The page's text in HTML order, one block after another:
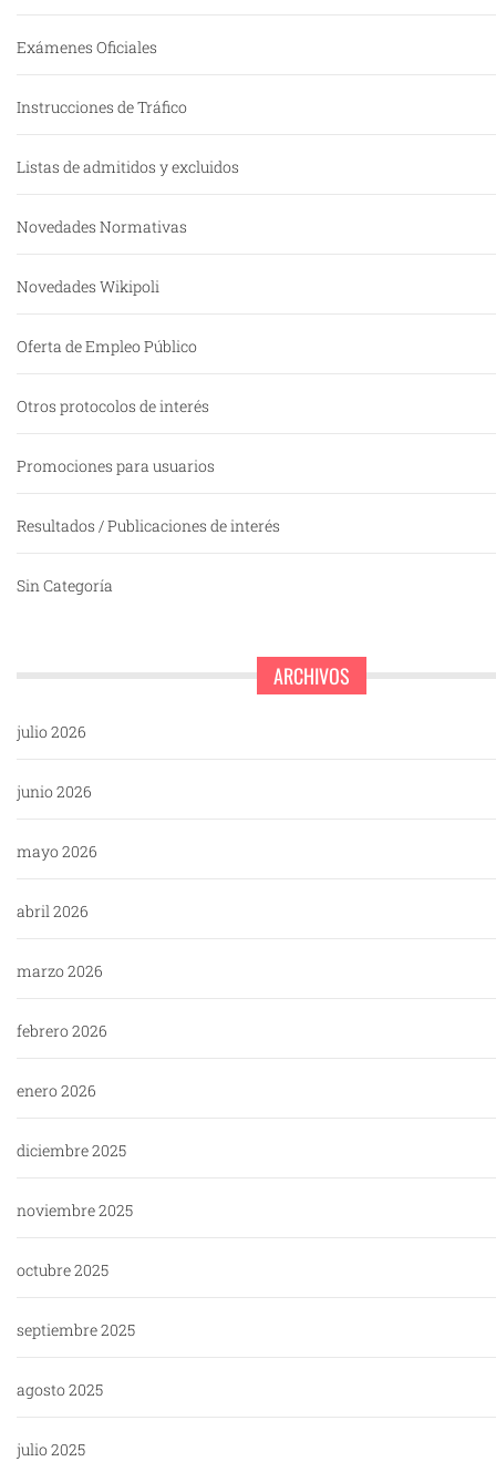
Exámenes Oficiales
Instrucciones de Tráfico
Listas de admitidos y excluidos
Novedades Normativas
Novedades Wikipoli
Oferta de Empleo Público
Otros protocolos de interés
Promociones para usuarios
Resultados / Publicaciones de interés
Sin Categoría
ARCHIVOS
julio 2026
junio 2026
mayo 2026
abril 2026
marzo 2026
febrero 2026
enero 2026
diciembre 2025
noviembre 2025
octubre 2025
septiembre 2025
agosto 2025
julio 2025